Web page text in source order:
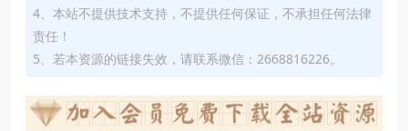
4、本站不提供技术支持，不提供任何保证，不承担任何法律
责任！
5、若本资源的链接失效，请联系微信：2668816226。